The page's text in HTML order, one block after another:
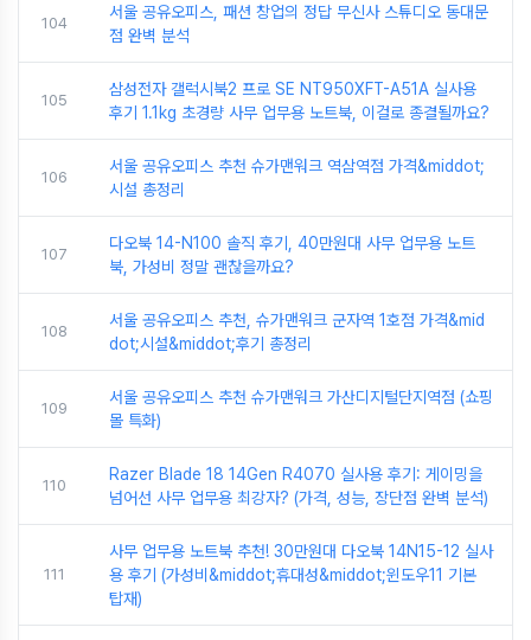
104
서울 공유오피스, 패션 창업의 정답 무신사 스튜디오 동대문
점 완벽 분석
105
삼성전자 갤럭시북2 프로 SE NT950XFT-A51A 실사용
후기 1.1kg 초경량 사무 업무용 노트북, 이걸로 종결될까요?
106
서울 공유오피스 추천 슈가맨워크 역삼역점 가격&middot;
시설 총정리
107
다오북 14-N100 솔직 후기, 40만원대 사무 업무용 노트
북, 가성비 정말 괜찮을까요?
108
서울 공유오피스 추천, 슈가맨워크 군자역 1호점 가격&mid
dot;시설&middot;후기 총정리
109
서울 공유오피스 추천 슈가맨워크 가산디지털단지역점 (쇼핑
몰 특화)
110
Razer Blade 18 14Gen R4070 실사용 후기: 게이밍을
넘어선 사무 업무용 최강자? (가격, 성능, 장단점 완벽 분석)
111
사무 업무용 노트북 추천! 30만원대 다오북 14N15-12 실사
용 후기 (가성비&middot;휴대성&middot;윈도우11 기본
탑재)